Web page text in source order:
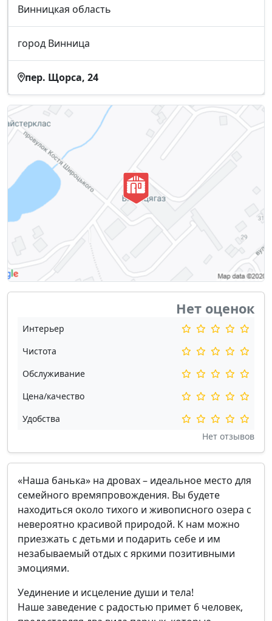
Винницкая область
город Винница
пер. Щорса, 24
Нет оценок
Интерьер
Чистота
Обслуживание
Цена/качество
Удобства
Нет отзывов
«Наша банька» на дровах – идеальное место для
семейного времяпровождения. Вы будете
находиться около тихого и живописного озера с
невероятно красивой природой. К нам можно
приезжать с детьми и подарить себе и им
незабываемый отдых с яркими позитивными
эмоциями.
Уединение и исцеление души и тела!
Наше заведение с радостью примет 6 человек,